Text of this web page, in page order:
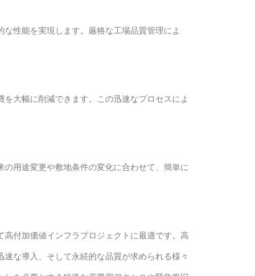
性能を実現します。厳格な工場品質管理によ
大幅に削減できます。この迅速なプロセスによ
用途変更や敷地条件の変化に合わせて、簡単に
付加価値インフラプロジェクトに最適です。高
な導入、そして永続的な品質が求められる様々